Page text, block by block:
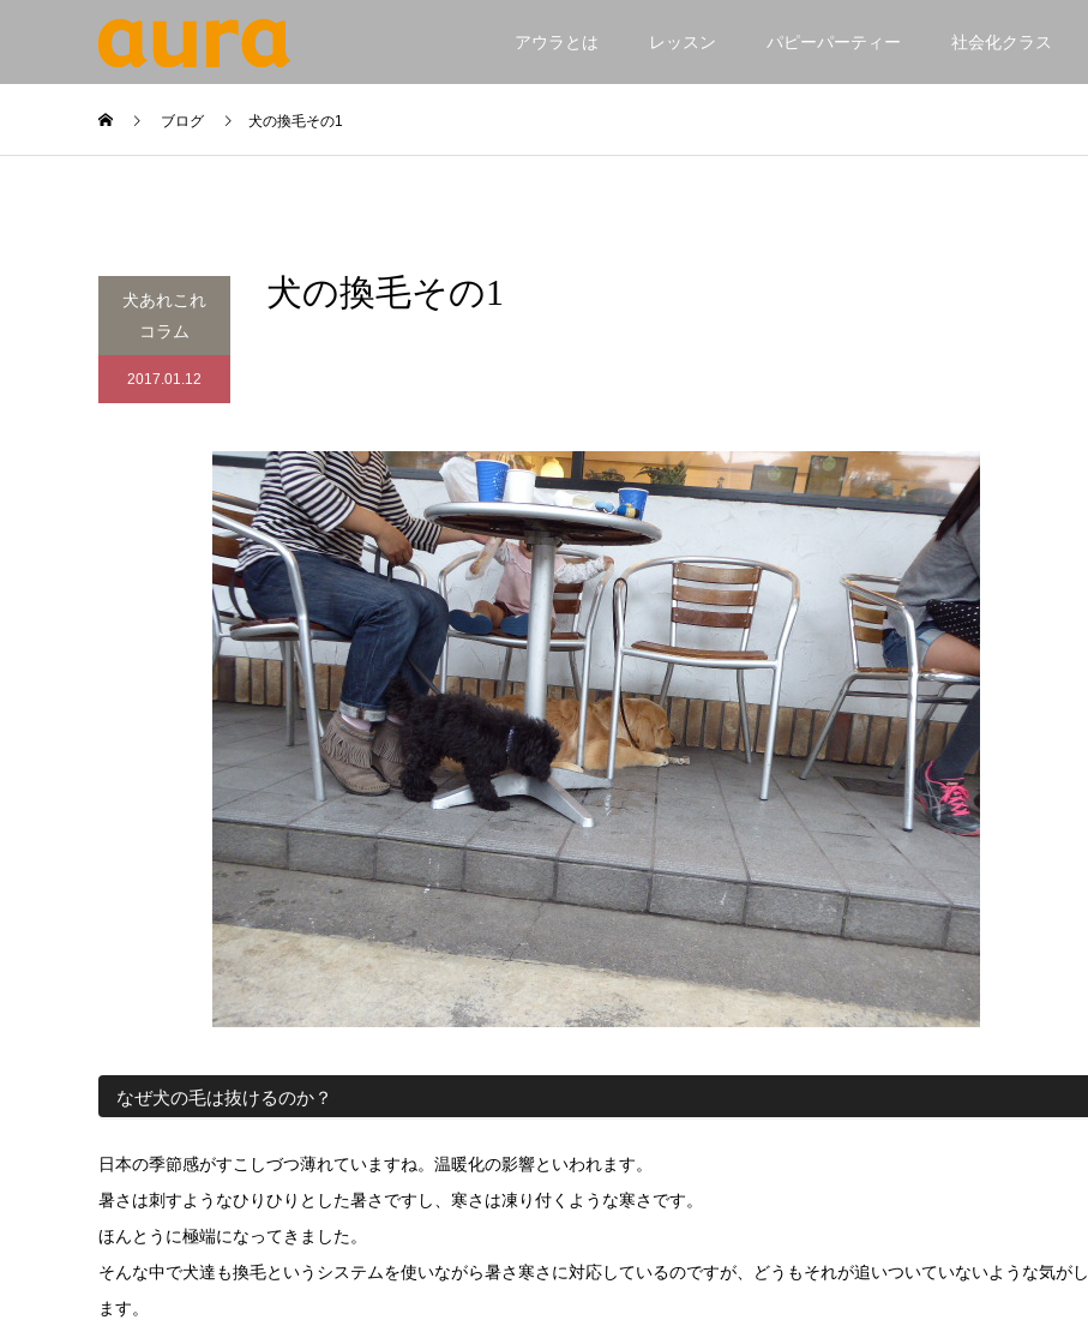
アウラとは レッスン パピーパーティー 社会化クラス
ブログ 犬の換毛その1
犬あれこれ
コラム
2017.01.12
犬の換毛その1
なぜ犬の毛は抜けるのか？
日本の季節感がすこしづつ薄れていますね。温暖化の影響といわれます。
暑さは刺すようなひりひりとした暑さですし、寒さは凍り付くような寒さです。
ほんとうに極端になってきました。
そんな中で犬達も換毛というシステムを使いながら暑さ寒さに対応しているのですが、どうもそれが追いついていないような気がし
ます。